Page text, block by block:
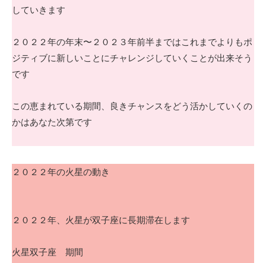
していきます
２０２２年の年末〜２０２３年前半まではこれまでよりもポ
ジティブに新しいことにチャレンジしていくことが出来そう
です
この恵まれている期間、良きチャンスをどう活かしていくの
かはあなた次第です
２０２２年の火星の動き
２０２２年、火星が双子座に長期滞在します
火星双子座 期間